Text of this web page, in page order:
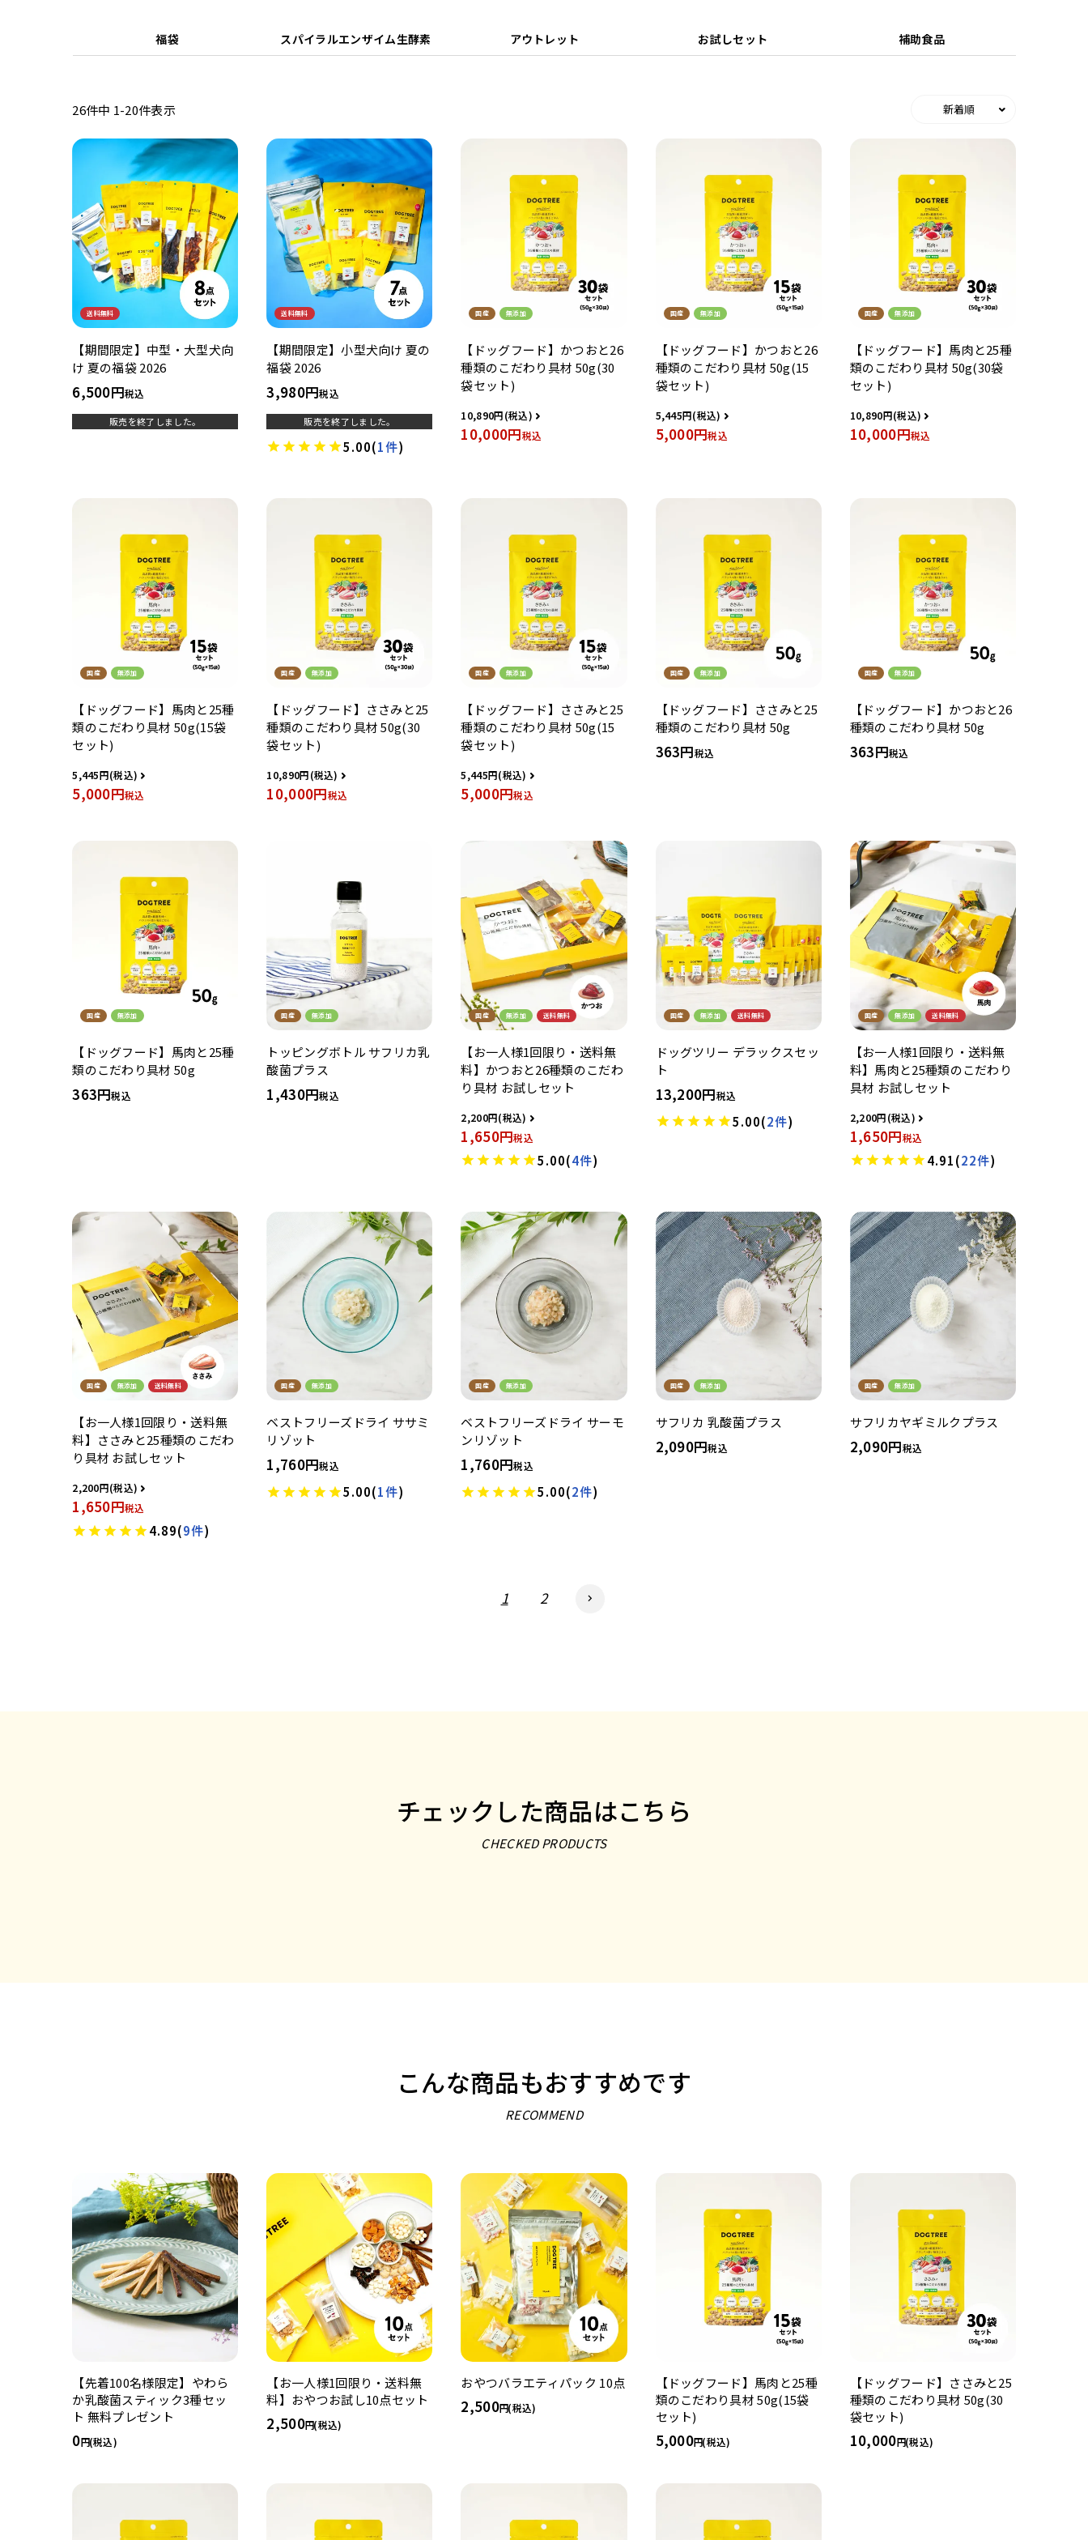
福袋 スパイラルエンザイム生酵素 アウトレット お試しセット 補助食品
新着順
26件中 1-20件表示
送料無料
【期間限定】中型・大型犬向
け 夏の福袋 2026
6,500 税込
販売を終了しました。
送料無料
【期間限定】小型犬向け 夏の
福袋 2026
3,980 税込
販売を終了しました。
5.00(1件)
国産 無添加
【ドッグフード】かつおと26
種類のこだわり具材 50g(30
袋セット)
10,890
10,000 税込
国産 無添加
【ドッグフード】かつおと26
種類のこだわり具材 50g(15
袋セット)
5,445
5,000 税込
国産 無添加
【ドッグフード】馬肉と25種
類のこだわり具材 50g(30袋
セット)
10,890
10,000 税込
国産 無添加
【ドッグフード】馬肉と25種
類のこだわり具材 50g(15袋
セット)
5,445
5,000 税込
国産 無添加
【ドッグフード】ささみと25
種類のこだわり具材 50g(30
袋セット)
10,890
10,000 税込
国産 無添加
【ドッグフード】ささみと25
種類のこだわり具材 50g(15
袋セット)
5,445
5,000 税込
国産 無添加
【ドッグフード】ささみと25
種類のこだわり具材 50g
363 税込
国産 無添加
【ドッグフード】かつおと26
種類のこだわり具材 50g
363 税込
国産 無添加
【ドッグフード】馬肉と25種
類のこだわり具材 50g
363 税込
国産 無添加
トッピングボトル サフリカ乳
酸菌プラス
1,430 税込
国産 無添加 送料無料
【お一人様1回限り・送料無
料】かつおと26種類のこだわ
り具材 お試しセット
2,200
1,650 税込
5.00(4件)
国産 無添加 送料無料
ドッグツリー デラックスセッ
ト
13,200 税込
5.00(2件)
国産 無添加 送料無料
【お一人様1回限り・送料無
料】馬肉と25種類のこだわり
具材 お試しセット
2,200
1,650 税込
4.91(22件)
国産 無添加 送料無料
【お一人様1回限り・送料無
料】ささみと25種類のこだわ
り具材 お試しセット
2,200
1,650 税込
4.89(9件)
国産 無添加
ベストフリーズドライ ササミ
リゾット
1,760 税込
5.00(1件)
国産 無添加
ベストフリーズドライ サーモ
ンリゾット
1,760 税込
5.00(2件)
国産 無添加
サフリカ 乳酸菌プラス
2,090 税込
国産 無添加
サフリカヤギミルクプラス
2,090 税込
1 2
チェックした商品はこちら
CHECKED PRODUCTS
こんな商品もおすすめです
RECOMMEND
【先着100名様限定】やわら
か乳酸菌スティック3種セッ
ト 無料プレゼント
0 (税込)
【お一人様1回限り・送料無
料】おやつお試し10点セット
2,500 (税込)
おやつバラエティパック 10点
2,500 (税込)
【ドッグフード】馬肉と25種
類のこだわり具材 50g(15袋
セット)
5,000 (税込)
【ドッグフード】ささみと25
種類のこだわり具材 50g(30
袋セット)
10,000 (税込)